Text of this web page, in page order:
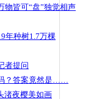
物皆可“盘”独觉相声
年种树1.7万棵
者提问
？答案竟然是……
渚夜樱美如画